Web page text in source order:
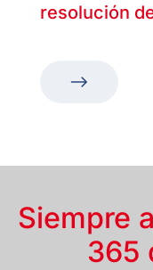
resolución
Siempre
365